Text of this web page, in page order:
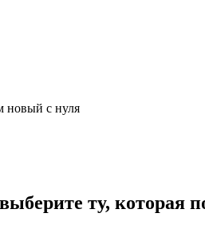
новый с нуля
ту, которая